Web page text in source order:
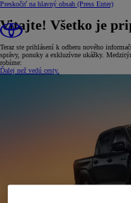
Preskočiť na hlavný obsah (Press Enter)
Vitajte! Všetko je
Teraz ste prihlásení k odberu nového
správy, ponuky a exkluzívne ukážky.
robíme:
Ďalej než vedú cesty.